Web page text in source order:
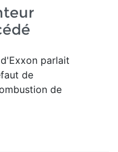
parlait
de
de